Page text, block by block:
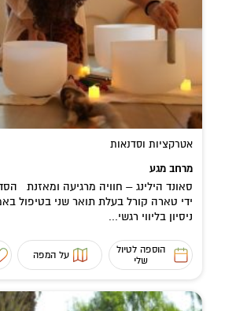
אטרקציות וסדנאות
מרחב מגע
סאונד הילינג – חוויה מרגיעה ומאזנת
ידי טארה קורל בעלת תואר שני בטיפול
ניסיון בליווי רגשי...
הוספה לטיול
שלי
על המפה